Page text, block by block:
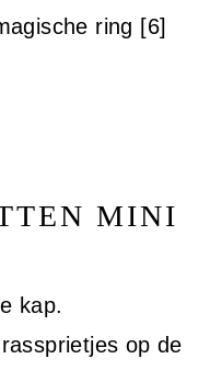
ring [6]
MINI
kap.
op de